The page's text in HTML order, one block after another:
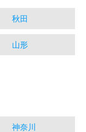
秋田
山形
神奈川